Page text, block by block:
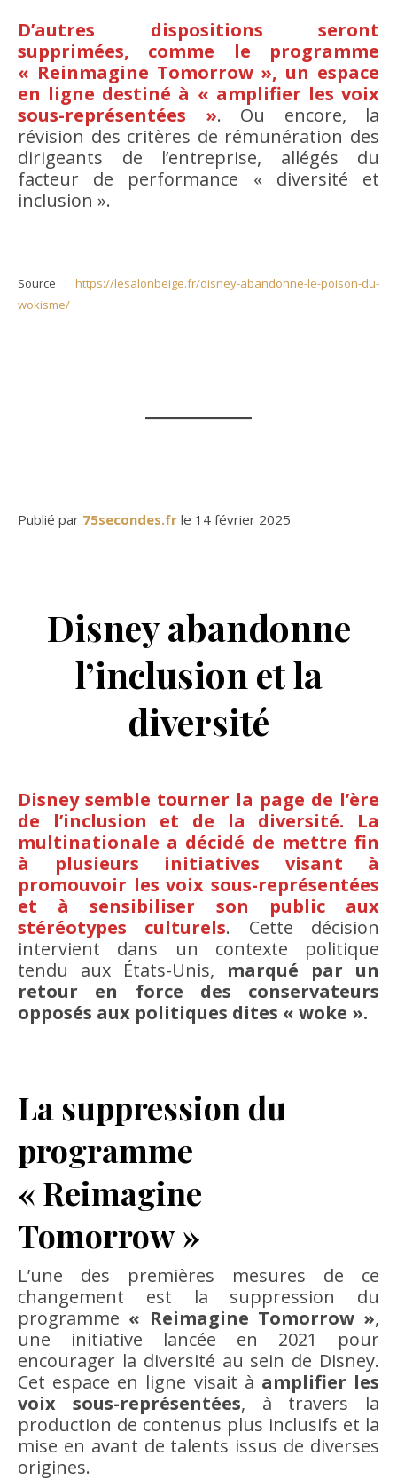
D’autres dispositions seront
supprimées, comme le programme
« Reinmagine Tomorrow », un espace
en ligne destiné à « amplifier les voix
sous-représentées ». Ou encore, la
révision des critères de rémunération des
dirigeants de l’entreprise, allégés du
facteur de performance « diversité et
inclusion ».
Source : https://lesalonbeige.fr/disney-abandonne-le-poison-du-
wokisme/
Publié par 75secondes.fr le 14 février 2025
Disney abandonne
l’inclusion et la
diversité
Disney semble tourner la page de l’ère
de l’inclusion et de la diversité. La
multinationale a décidé de mettre fin
à plusieurs initiatives visant à
promouvoir les voix sous-représentées
et à sensibiliser son public aux
stéréotypes culturels. Cette décision
intervient dans un contexte politique
tendu aux États-Unis, marqué par un
retour en force des conservateurs
opposés aux politiques dites « woke ».
La suppression du
programme
« Reimagine
Tomorrow »
L’une des premières mesures de ce
changement est la suppression du
programme « Reimagine Tomorrow »,
une initiative lancée en 2021 pour
encourager la diversité au sein de Disney.
Cet espace en ligne visait à amplifier les
voix sous-représentées, à travers la
production de contenus plus inclusifs et la
mise en avant de talents issus de diverses
origines.